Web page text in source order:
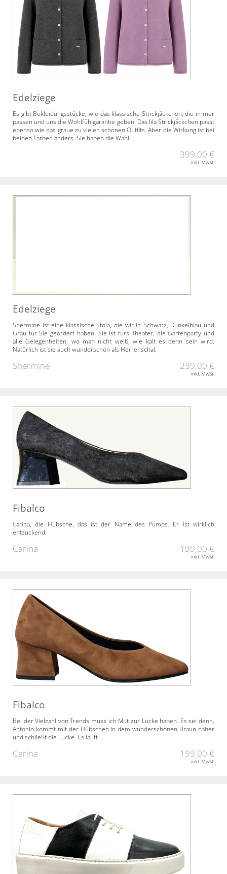
Edelziege
Es gibt Bekleidungsstücke, wie das klassische Strickjäckchen, die immer
passen und uns die Wohlfühlgarantie geben. Das lila Strickjäckchen passt
ebenso wie das graue zu vielen schönen Outfits. Aber die Wirkung ist bei
beiden Farben anders. Sie haben die Wahl.
399,00 €
inkl. MwSt.
Edelziege
Shermine ist eine klassische Stola, die wir in Schwarz, Dunkelblau und
Grau für Sie geordert haben. Sie ist fürs Theater, die Gartenparty und
alle Gelegenheiten, wo man nicht weiß, wie kalt es denn sein wird.
Natürlich ist sie auch wunderschön als Herrenschal.
Shermine 239,00 €
inkl. MwSt.
Fibalco
Carina, die Hübsche, das ist der Name des Pumps. Er ist wirklich
entzückend.
Carina 199,00 €
inkl. MwSt.
Fibalco
Bei der Vielzahl von Trends muss ich Mut zur Lücke haben. Es sei denn,
Antonio kommt mit der Hübschen in dem wunderschönen Braun daher
und schließt die Lücke. Es läuft ...
Carina 199,00 €
inkl. MwSt.